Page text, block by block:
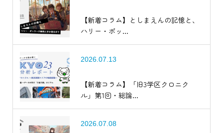
【新着コラム】としまえんの記憶と、
ハリー・ポッ...
2026.07.13
【新着コラム】「旧3学区クロニク
ル」第1回・総論...
2026.07.08